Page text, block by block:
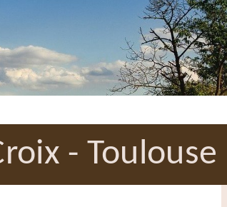
- Toulouse